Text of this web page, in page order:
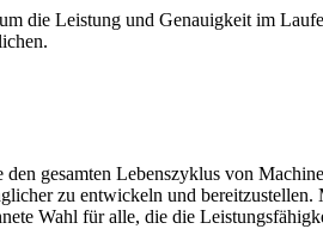
die Leistung und Genauigkeit im
gesamten Lebenszyklus von
zu entwickeln und
Wahl für alle, die die